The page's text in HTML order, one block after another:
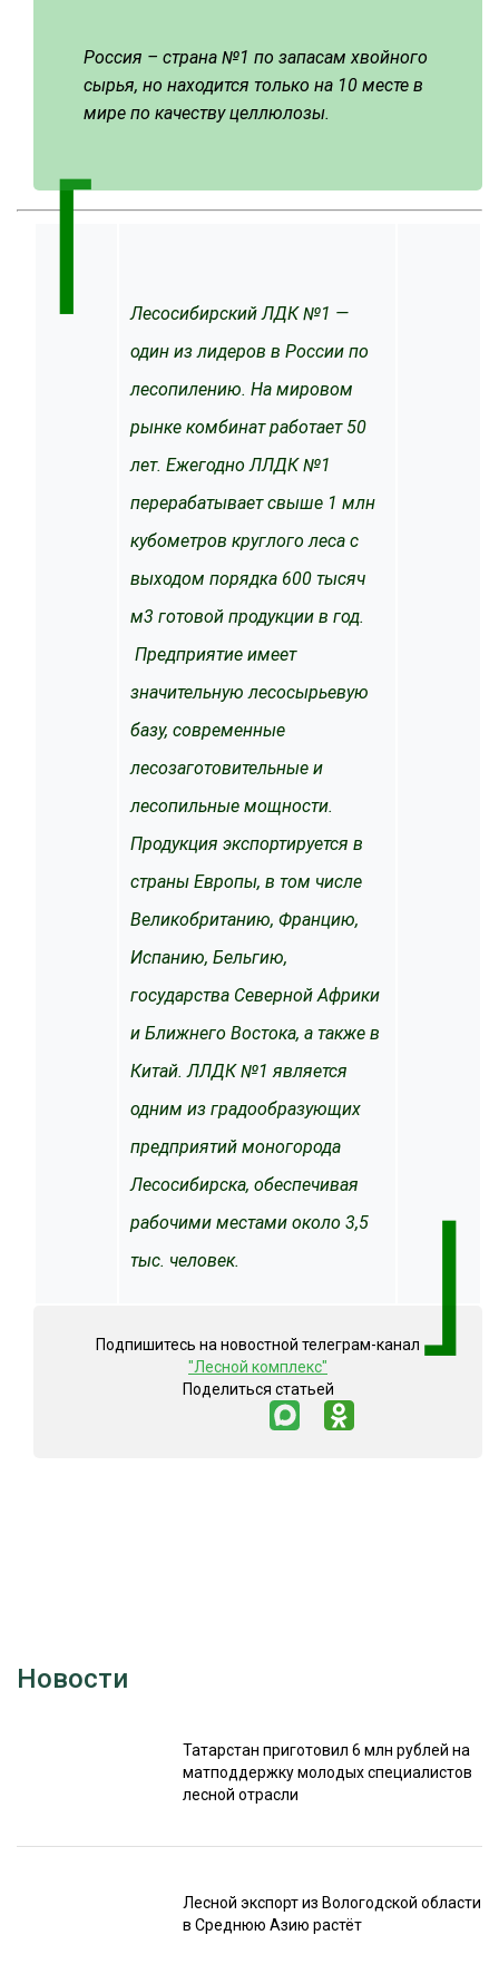
Россия – страна №1 по запасам хвойного
сырья, но находится только на 10 месте в
мире по качеству целлюлозы.
⌈
Лесосибирский ЛДК №1 —
один из лидеров в России по
лесопилению. На мировом
рынке комбинат работает 50
лет. Ежегодно ЛЛДК №1
перерабатывает свыше 1 млн
кубометров круглого леса с
выходом порядка 600 тысяч
м3 готовой продукции в год.
Предприятие имеет
значительную лесосырьевую
базу, современные
лесозаготовительные и
лесопильные мощности.
Продукция экспортируется в
страны Европы, в том числе
Великобританию, Францию,
Испанию, Бельгию,
государства Северной Африки
и Ближнего Востока, а также в
Китай. ЛЛДК №1 является
одним из градообразующих
предприятий моногорода
Лесосибирска, обеспечивая
рабочими местами около 3,5
тыс. человек.
Подпишитесь на новостной телеграм-канал
"Лесной комплекс"
Поделиться статьей
Новости
Татарстан приготовил 6 млн рублей на
матподдержку молодых специалистов
лесной отрасли
Лесной экспорт из Вологодской области
в Среднюю Азию растёт